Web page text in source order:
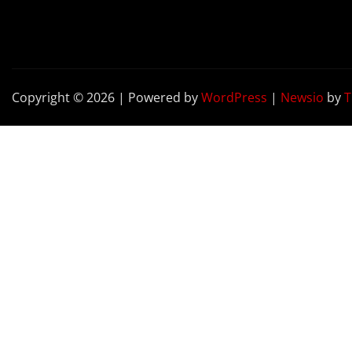
Copyright © 2026 | Powered byWordPress | Newsio by